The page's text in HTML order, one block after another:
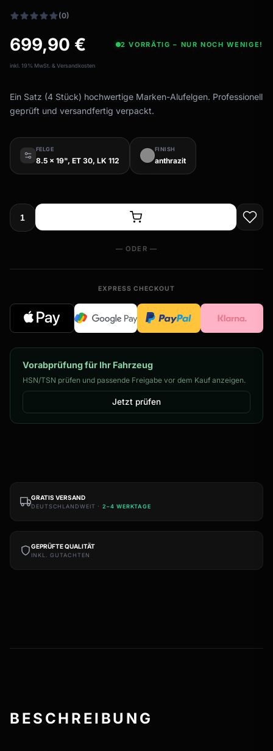
(0)
699,90 € 2 VORRÄTIG – NUR NOCH WENIGE!
inkl. 19% MwSt. & Versandkosten
Ein Satz (4 Stück) hochwertige Marken-Alufelgen. Professionell
geprüft und versandfertig verpackt.
FELGE
8.5 x 19", ET 30, LK 112
FINISH
anthrazit
— ODER —
EXPRESS CHECKOUT
Vorabprüfung für Ihr Fahrzeug
HSN/TSN prüfen und passende Freigabe vor dem Kauf anzeigen.
Jetzt prüfen
GRATIS VERSAND
DEUTSCHLANDWEIT ·2–4 WERKTAGE
GEPRÜFTE QUALITÄT
INKL. GUTACHTEN
BESCHREIBUNG